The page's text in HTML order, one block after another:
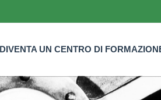
DIVENTA UN CENTRO DI